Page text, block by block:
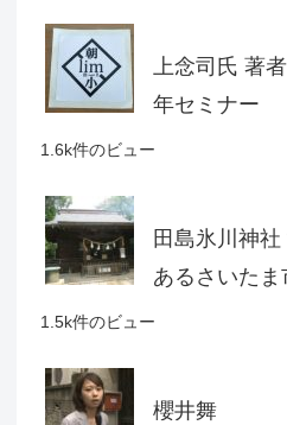
上念司氏 著
年セミナー
1.6k件のビュー
田島氷川神
あるさいた
1.5k件のビュー
櫻井舞